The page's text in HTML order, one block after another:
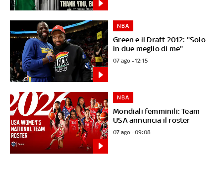
Green e il Draft 2012: "Solo
in due meglio di me"
NBA
07 ago - 12:15
Mondiali femminili: Team
USA annuncia il roster
NBA
07 ago - 09:08